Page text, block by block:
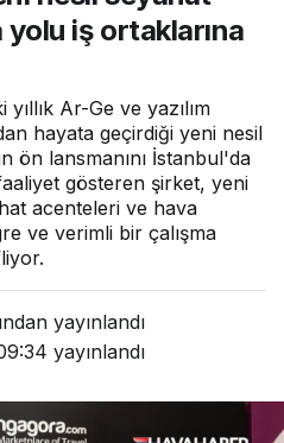
iş ortaklarına
Ar-Ge ve yazılım
hayata geçirdiği yeni nesil
ön lansmanını İstanbul'da
gösteren şirket, yeni
acenteleri ve hava
ve verimli bir çalışma
yayınlandı
yayınlandı